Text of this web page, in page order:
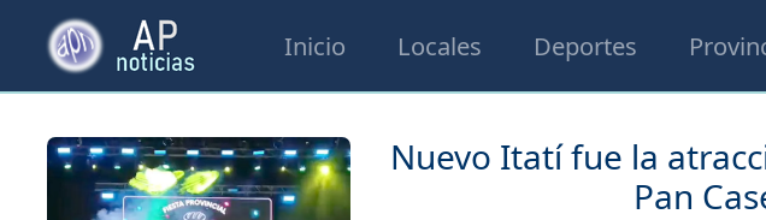
Inicio Locales Deportes
Nuevo Itatí fue la
Pan